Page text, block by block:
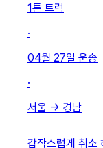
1톤 트럭
·
04월 27일 운송
·
서울 → 경남
갑작스럽게 취소